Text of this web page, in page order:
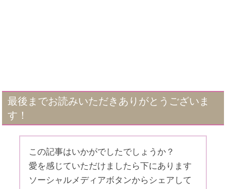
最後までお読みいただきありがとうございま
す！
この記事はいかがでしたでしょうか？
愛を感じていただけましたら下にあります
ソーシャルメディアボタンからシェアして